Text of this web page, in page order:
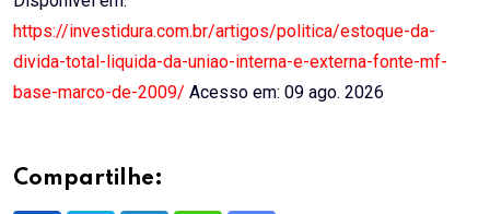
https://investidura.com.br/artigos/politica/estoque-da-
divida-total-liquida-da-uniao-interna-e-externa-fonte-mf-
base-marco-de-2009/ Acesso em: 09 ago. 2026
Compartilhe: